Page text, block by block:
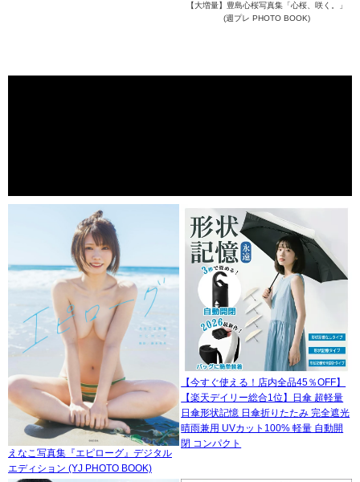
【大増量】豊島心桜写真集「心桜、咲く。」
(週プレ PHOTO BOOK)
えなこ写真集『エピローグ』デジタル
エディション (YJ PHOTO BOOK)
【今すぐ使える！店内全品45％OFF】
【楽天デイリー総合1位】日傘 超軽量
日傘形状記憶 日傘折りたたみ 完全遮光
晴雨兼用 UVカット100% 軽量 自動開
閉 コンパクト